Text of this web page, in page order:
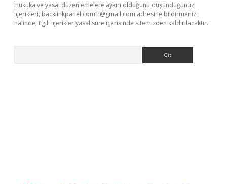
Hukuka ve yasal düzenlemelere aykırı olduğunu düşündüğünüz
içerikleri, backlinkpanelicomtr@gmail.com adresine bildirmeniz
halinde, ilgili içerikler yasal süre içerisinde sitemizden kaldırılacaktır.